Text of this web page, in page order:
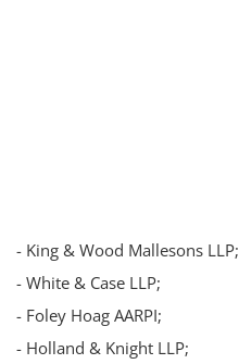
- King & Wood Mallesons LLP;
- White & Case LLP;
- Foley Hoag AARPI;
- Holland & Knight LLP;